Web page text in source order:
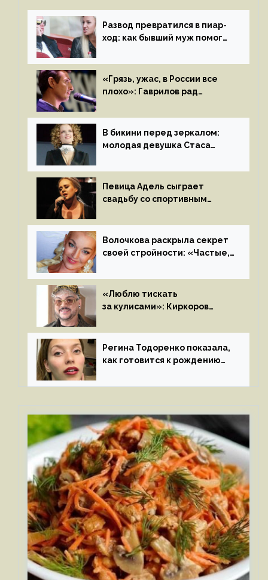
Развод превратился в пиар-
ход: как бывший муж помог
«Грязь, ужас, в России все
плохо»: Гаврилов рад
иноагентов
В бикини перед зеркалом:
молодая девушка Стаса
на камеру
Певица Адель сыграет
свадьбу со спортивным
летом
Волочкова раскрыла секрет
своей стройности: «Частые,
«Люблю тискать
за кулисами»: Киркоров
к молодой особе
Регина Тодоренко показала,
как готовится к рождению